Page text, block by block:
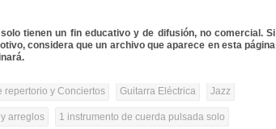
tienen un fin educativo y de difusión, no comercial. Si
considera que un archivo que aparece en esta página
repertorio y Conciertos Guitarra Eléctrica Jazz
arreglos 1 instrumento de cuerda pulsada solo